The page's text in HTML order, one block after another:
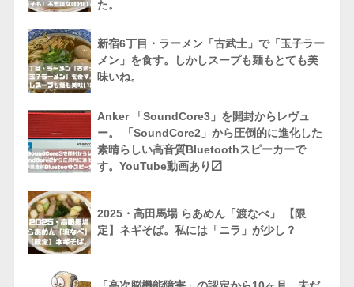
た。
新宿6丁目・ラーメン「古武士」で「玉子ラー
メン」を食す。しかしスープも麺もとても美
味いね。
Anker 「SoundCore3」を開封からレヴュ
ー。 「SoundCore2」から圧倒的に進化した
素晴らしい高音質Bluetoothスピーカーで
す。YouTube動画あり〼
2025・高田馬場 らあめん「渡なべ」 【限
定】ネギそば。私には「ニラ」が少し？